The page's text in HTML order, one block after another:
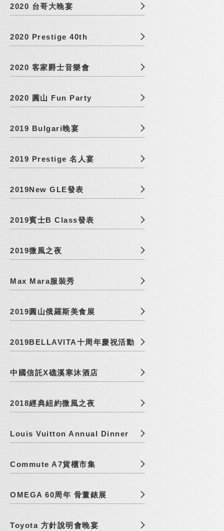
2020 台哥大晚宴
2020 Prestige 40th
2020 客家爵士音樂會
2020 圓山 Fun Party
2019 Bulgari晚宴
2019 Prestige 名人宴
2019New GLE發表
2019賓士B Class發表
2019微風之夜
Max Mara服裝秀
2019圓山俄羅斯美食展
2019BELLAVITA十周年慶祝活動
中國信託X礁溪寒沐酒店
2018經典紐約微風之夜
Louis Vuitton Annual Dinner
Commute A7貨櫃市集
OMEGA 60周年 骨董錶展
Toyota 方針說明會晚宴